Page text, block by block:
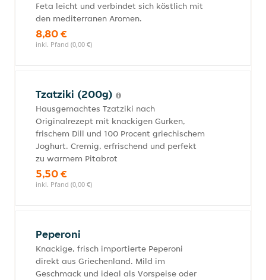
Feta leicht und verbindet sich köstlich mit
den mediterranen Aromen.
8,80 €
inkl. Pfand (0,00 €)
Tzatziki (200g)
Hausgemachtes Tzatziki nach
Originalrezept mit knackigen Gurken,
frischem Dill und 100 Procent griechischem
Joghurt. Cremig, erfrischend und perfekt
zu warmem Pitabrot
5,50 €
inkl. Pfand (0,00 €)
Peperoni
Knackige, frisch importierte Peperoni
direkt aus Griechenland. Mild im
Geschmack und ideal als Vorspeise oder